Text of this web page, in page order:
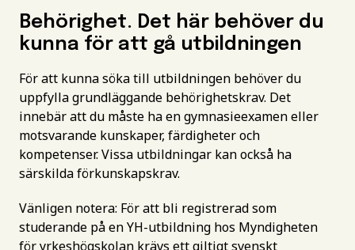
Behörighet. Det här behöver du
kunna för att gå utbildningen
För att kunna söka till utbildningen behöver du
uppfylla grundläggande behörighetskrav. Det
innebär att du måste ha en gymnasieexamen eller
motsvarande kunskaper, färdigheter och
kompetenser. Vissa utbildningar kan också ha
särskilda förkunskapskrav.
Vänligen notera: För att bli registrerad som
studerande på en YH-utbildning hos Myndigheten
för yrkeshögskolan krävs ett giltigt svenskt